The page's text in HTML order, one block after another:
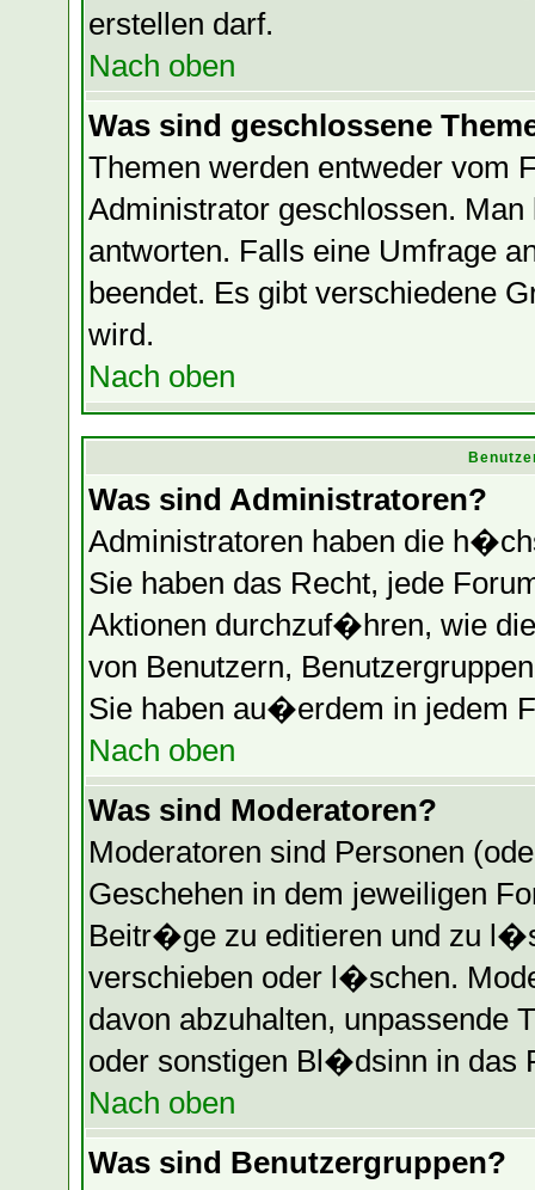
erstellen darf.
Nach oben
Was sind geschlossene
Themen werden entweder vom
Administrator geschlossen.
antworten. Falls eine Umfrage
beendet. Es gibt verschiedene
wird.
Nach oben
Was sind Administratoren?
Administratoren haben die
Sie haben das Recht, jede
Aktionen durchzuf�hren, wie
von Benutzern,
Sie haben au�erdem in jedem
Nach oben
Was sind Moderatoren?
Moderatoren sind Personen
Geschehen in dem jeweiligen
Beitr�ge zu editieren und zu
verschieben oder l�schen.
davon abzuhalten, unpassende
oder sonstigen Bl�dsinn in das
Nach oben
Was sind Benutzergruppen?